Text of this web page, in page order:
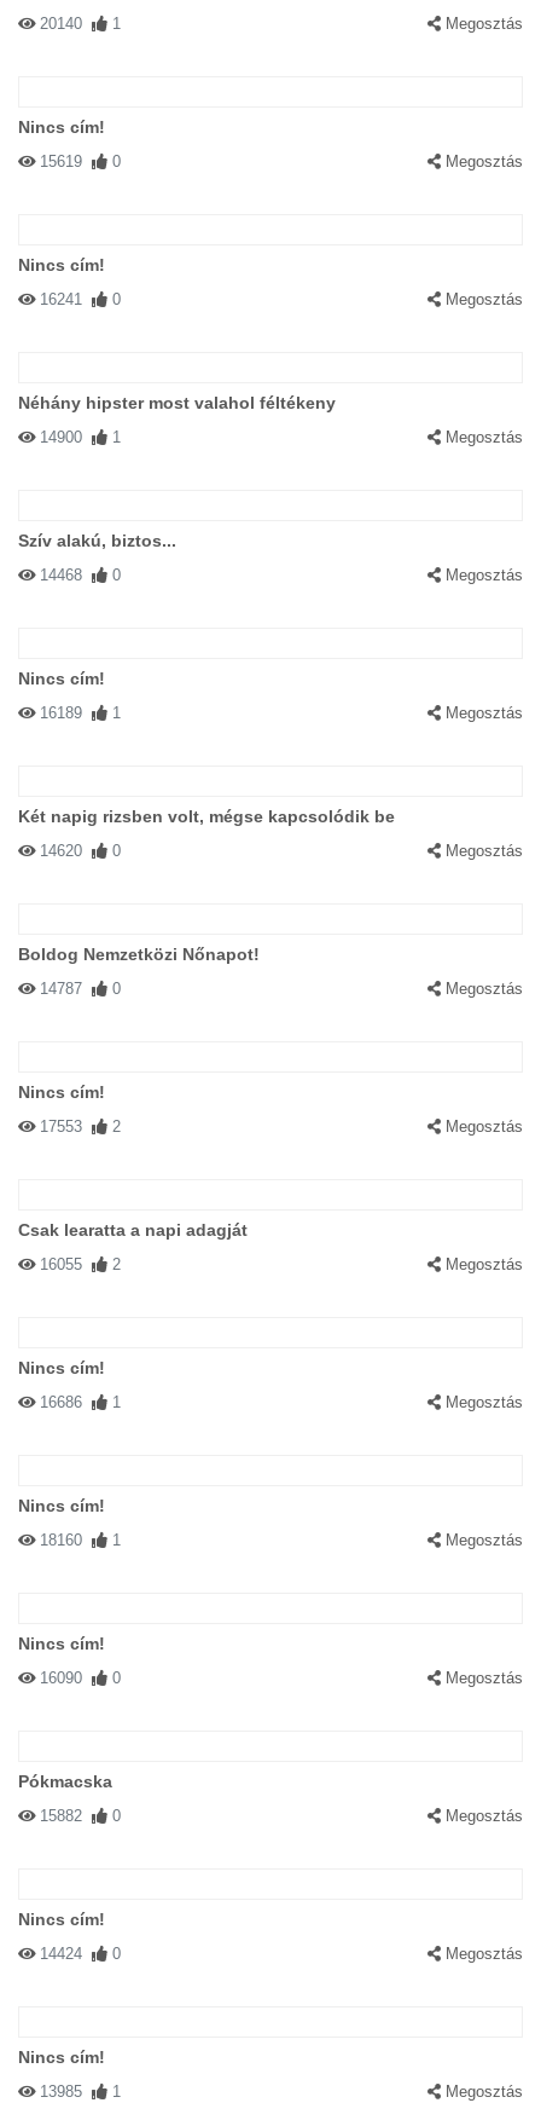
20140 1 Megosztás
Nincs cím!
15619 0 Megosztás
Nincs cím!
16241 0 Megosztás
Néhány hipster most valahol féltékeny
14900 1 Megosztás
Szív alakú, biztos...
14468 0 Megosztás
Nincs cím!
16189 1 Megosztás
Két napig rizsben volt, mégse kapcsolódik be
14620 0 Megosztás
Boldog Nemzetközi Nőnapot!
14787 0 Megosztás
Nincs cím!
17553 2 Megosztás
Csak learatta a napi adagját
16055 2 Megosztás
Nincs cím!
16686 1 Megosztás
Nincs cím!
18160 1 Megosztás
Nincs cím!
16090 0 Megosztás
Pókmacska
15882 0 Megosztás
Nincs cím!
14424 0 Megosztás
Nincs cím!
13985 1 Megosztás